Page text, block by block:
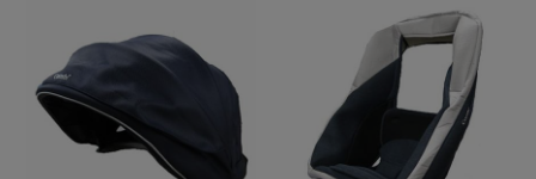
ママロン マルゴット ミニマグランデ
【共通部品】ＩＳＯＦＩＸキャップ・すーすーファン・
ロッキングクリップ・ギボシ
【共通部品】ベースカバー・サポートレッグ